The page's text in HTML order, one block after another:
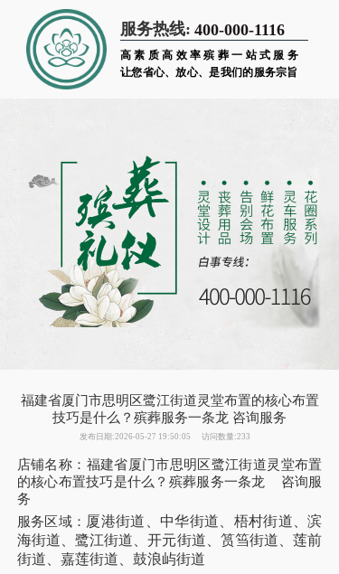
服务热线: 400-000-1116
高素质高效率殡葬一站式服务
让您省心、放心、是我们的服务宗旨
福建省厦门市思明区鹭江街道灵堂布置的核心布置
技巧是什么？殡葬服务一条龙 咨询服务
发布日期:2026-05-27 19:50:05 访问数量:233
店铺名称：福建省厦门市思明区鹭江街道灵堂布置
的核心布置技巧是什么？殡葬服务一条龙 咨询服
务
服务区域： 厦港街道、中华街道、梧村街道、滨
海街道、鹭江街道、开元街道、筼筜街道、莲前
街道、嘉莲街道、鼓浪屿街道